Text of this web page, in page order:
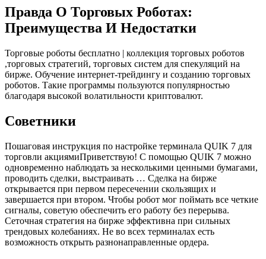
Правда О Торговых Роботах:
Преимущества И Недостатки
Торговые роботы бесплатно | коллекция торговых роботов
,торговых стратегий, торговых систем для спекуляций на
бирже. Обучение интернет-трейдингу и созданию торговых
роботов. Такие программы пользуются популярностью
благодаря высокой волатильности криптовалют.
Советники
Пошаговая инструкция по настройке терминала QUIK 7 для
торговли акциямиПриветствую! С помощью QUIK 7 можно
одновременно наблюдать за несколькими ценными бумагами,
проводить сделки, выстраивать … Сделка на бирже
открывается при первом пересечении скользящих и
завершается при втором. Чтобы робот мог поймать все четкие
сигналы, советую обеспечить его работу без перерыва.
Сеточная стратегия на бирже эффективна при сильных
трендовых колебаниях. Не во всех терминалах есть
возможность открыть разнонаправленные ордера.